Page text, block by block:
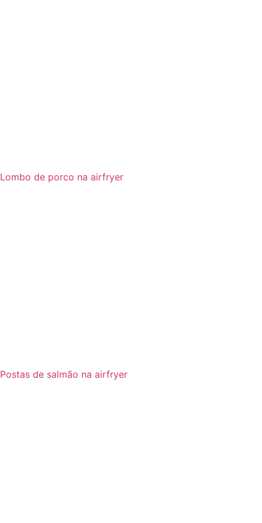
Lombo de porco na airfryer
Postas de salmão na airfryer